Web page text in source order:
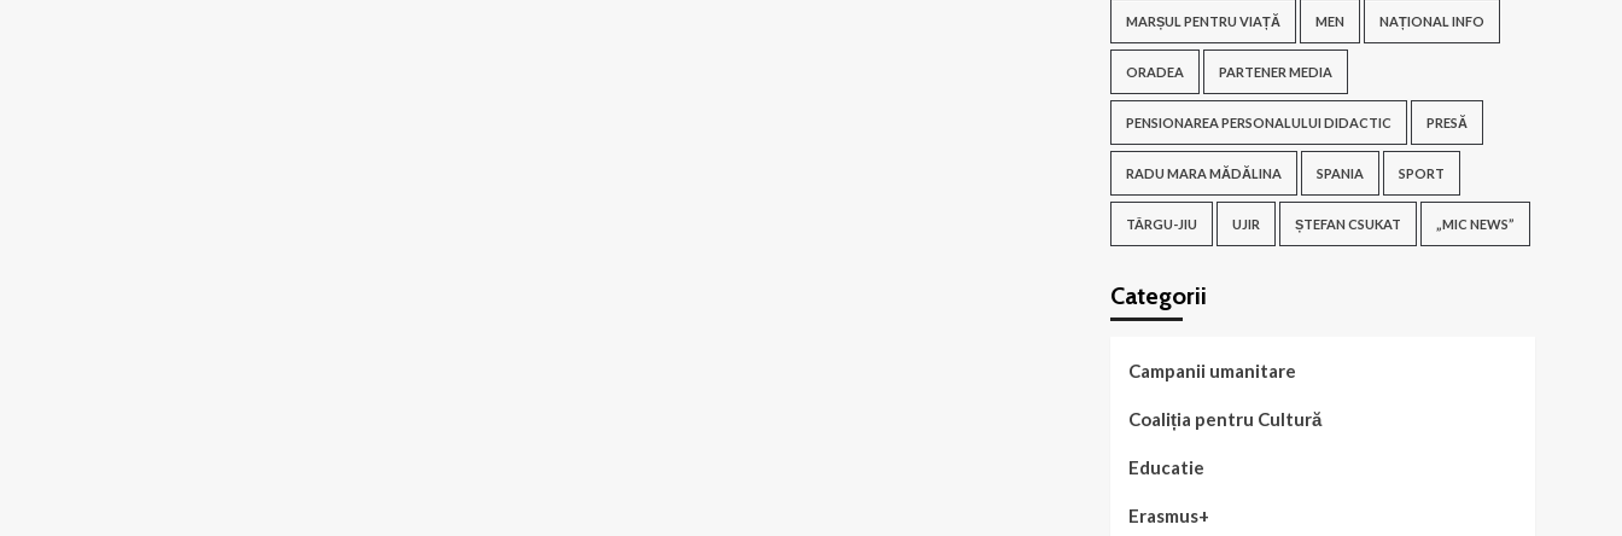
MARȘUL PENTRU VIAȚĂ MEN NAȚIONAL INFO
ORADEA PARTENER MEDIA
PENSIONAREA PERSONALULUI DIDACTIC PRESĂ
RADU MARA MĂDĂLINA SPANIA SPORT
TÂRGU-JIU UJIR ȘTEFAN CSUKAT „MIC NEWS”
Categorii
Campanii umanitare
Coaliția pentru Cultură
Educatie
Erasmus+